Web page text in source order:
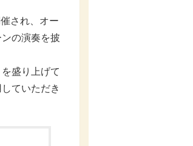
され、オー
の演奏を披
盛り上げて
ていただき